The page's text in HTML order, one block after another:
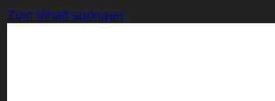
Zum Inhalt springen